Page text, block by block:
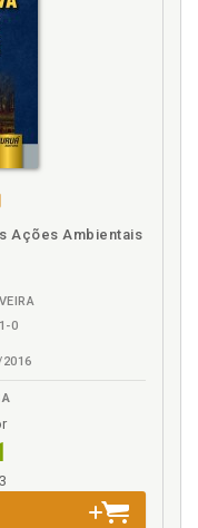
Ações Ambientais
0